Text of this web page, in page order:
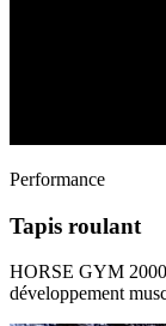
Performance
Tapis roulant
HORSE GYM
développement